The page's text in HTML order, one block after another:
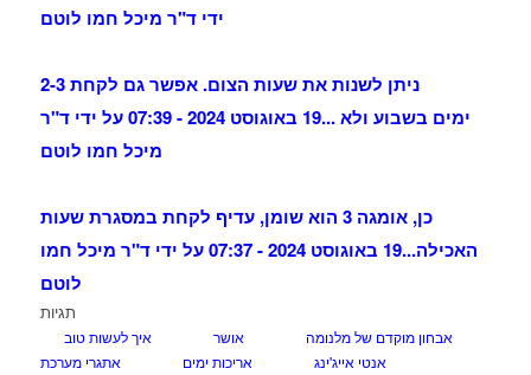
ידי ד"ר מיכל חמו לוטם
ניתן לשנות את שעות הצום. אפשר גם לקחת 2-3
ימים בשבוע ולא ...
19 באוגוסט 2024 - 07:39 על ידי ד"ר
מיכל חמו לוטם
כן, אומגה 3 הוא שומן, עדיף לקחת במסגרת שעות
האכילה...
19 באוגוסט 2024 - 07:37 על ידי ד"ר מיכל חמו
לוטם
תגיות
אבחון מוקדם של מלנומה אושר
איך לעשות טוב
אנטי אייג'ינג
אריכות ימים
אתגרי מערכת